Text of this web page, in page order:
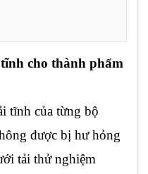
cho thành phẩm
tĩnh của từng bộ
được bị hư hỏng
tải thử nghiệm